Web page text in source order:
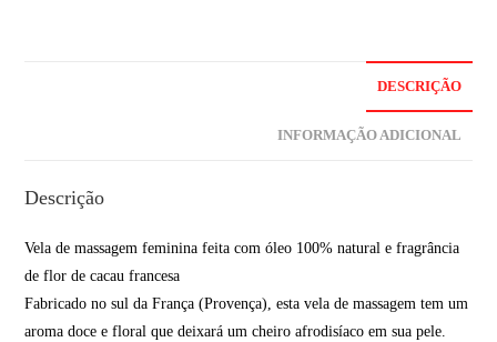
DESCRIÇÃO
INFORMAÇÃO ADICIONAL
Descrição
Vela de massagem feminina feita com óleo 100% natural e fragrância
de flor de cacau francesa
Fabricado no sul da França (Provença), esta vela de massagem tem um
aroma doce e floral que deixará um cheiro afrodisíaco em sua pele.